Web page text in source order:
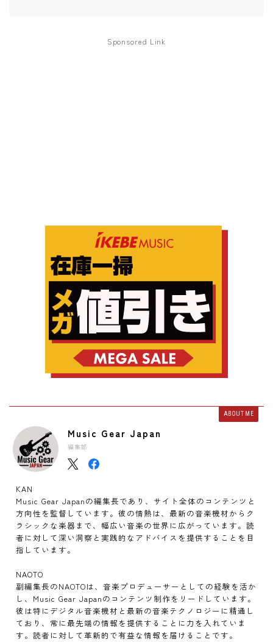
Sponsored Link
ABOUT ME
Music Gear Japan
編集部
KAN
Music Gear Japanの編集長であり、サイト全体のコンテンツと
方向性を監督しています。彼の情熱は、最新の音楽機材からク
ラシックな楽器まで、幅広い音楽の世界に広がっています。読
者に対して深い洞察と実践的なアドバイスを提供することを目
指しています。
NAOTO
副編集長のNAOTOは、音楽プロデューサーとしての経験を活か
し、Music Gear Japanのコンテンツ制作をリードしています。
彼は特にデジタル音楽機材と最新の音楽テクノロジーに精通し
ており、常に最先端の情報を提供することに力を入れていま
す。読者に対して革新的で有益な情報を届けることです。